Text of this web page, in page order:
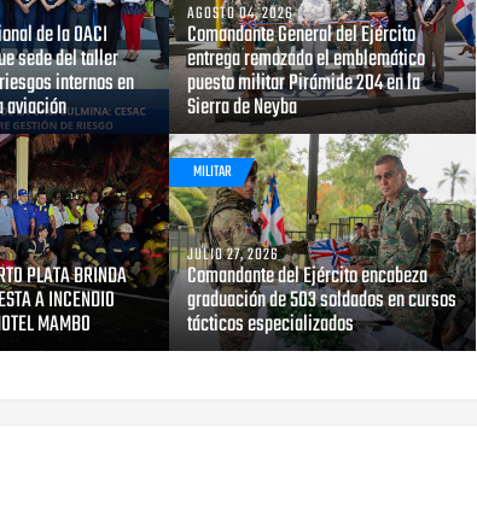
de la OACI
sede del taller
internos en
aviación
AGOSTO 04, 2026
Comandante General del Ejército
entrega remozado el emblemático
puesto militar Pirámide 204 en la
Sierra de Neyba
PLATA BRINDA
A INCENDIO
MAMBO
MILITAR
JULIO 27, 2026
Comandante del Ejército encabeza
graduación de 503 soldados en cursos
tácticos especializados